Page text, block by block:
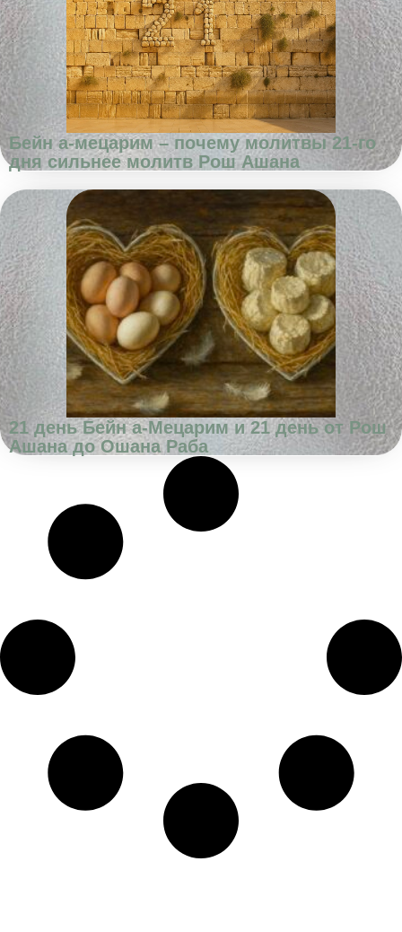
Бейн а-мецарим – почему молитвы 21-го
дня сильнее молитв Рош Ашана
21 день Бейн а-Мецарим и 21 день от Рош
Ашана до Ошана Раба